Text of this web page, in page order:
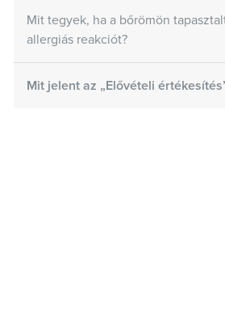
Mit tegyek, ha a bőrömön
allergiás reakciót?
Mit jelent az „Elővételi